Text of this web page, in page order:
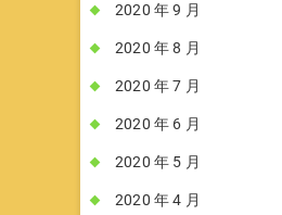
2020 年 9 月
2020 年 8 月
2020 年 7 月
2020 年 6 月
2020 年 5 月
2020 年 4 月